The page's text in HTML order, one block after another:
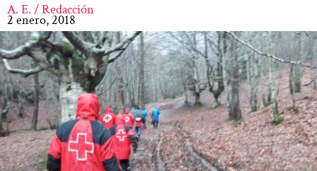
A. E. / Redacción
2 enero, 2018